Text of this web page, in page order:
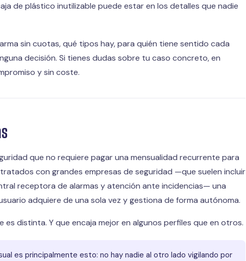
de plástico inutilizable puede estar en los detalles que nadie
sin cuotas, qué tipos hay, para quién tiene sentido cada
decisión. Si tienes dudas sobre tu caso concreto, en
y sin coste.
que no requiere pagar una mensualidad recurrente para
con grandes empresas de seguridad —que suelen incluir
receptora de alarmas y atención ante incidencias— una
adquiere de una sola vez y gestiona de forma autónoma.
es distinta. Y que encaja mejor en algunos perfiles que en otros.
es principalmente esto: no hay nadie al otro lado vigilando por